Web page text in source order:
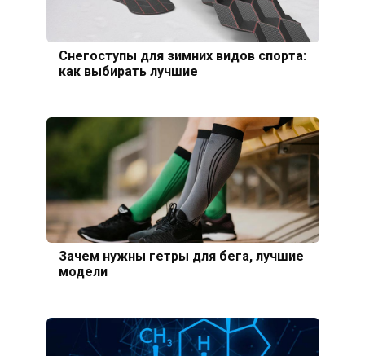
Снегоступы для зимних видов спорта:
как выбирать лучшие
Зачем нужны гетры для бега, лучшие
модели